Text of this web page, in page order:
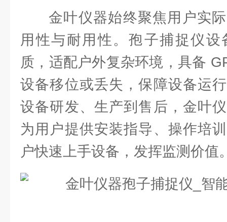
金叶仪器始终聚焦用户实
用性与耐用性。孢子捕捉仪
质，适配户外复杂环境，具备
设备移位或丢失，保障设备运
设备研发、生产到售后，金叶
为用户提供安装指导、操作培
户快速上手设备，发挥监测价值